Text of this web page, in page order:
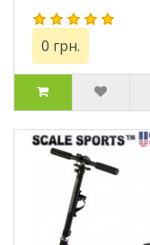
до 100 кг
0 грн.